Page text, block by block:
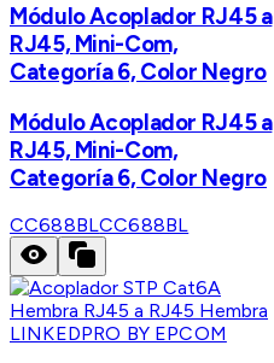
Módulo Acoplador RJ45 a
RJ45, Mini-Com,
Categoría 6, Color Negro
Módulo Acoplador RJ45 a
RJ45, Mini-Com,
Categoría 6, Color Negro
CC688BLCC688BL
LINKEDPRO BY EPCOM